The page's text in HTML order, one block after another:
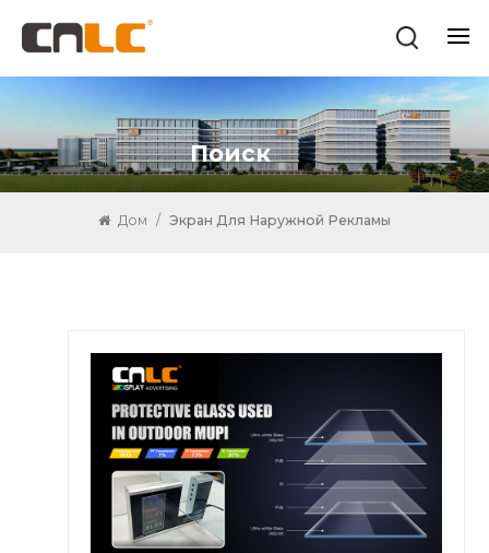
Поиск
Дом / Экран Для Наружной Рекламы